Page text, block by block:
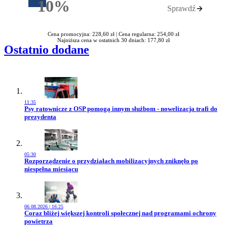
10%Rabatu Sprawdź
Cena promocyjna: 228,60 zł | Cena regularna: 254,00 zł
Najniższa cena w ostatnich 30 dniach: 177,80 zł
Ostatnio dodane
11:35
Przejdź do artykułu:
Psy ratownicze z OSP pomogą innym służbom - nowelizacja trafi do
prezydenta
05:30
Przejdź do artykułu:
Rozporządzenie o przydziałach mobilizacyjnych zniknęło po
niespełna miesiącu
06.08.2026 | 16:25
Przejdź do artykułu:
Coraz bliżej większej kontroli społecznej nad programami ochrony
powietrza